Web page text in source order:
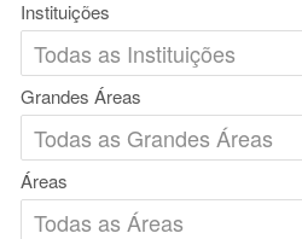
Instituições
Grandes Áreas
Áreas